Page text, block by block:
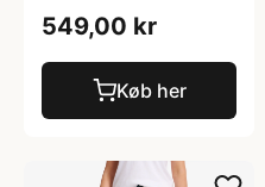
549,00 kr
Køb her